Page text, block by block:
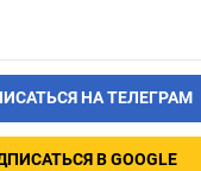
НА ТЕЛЕГРАМ
В GOOGLE